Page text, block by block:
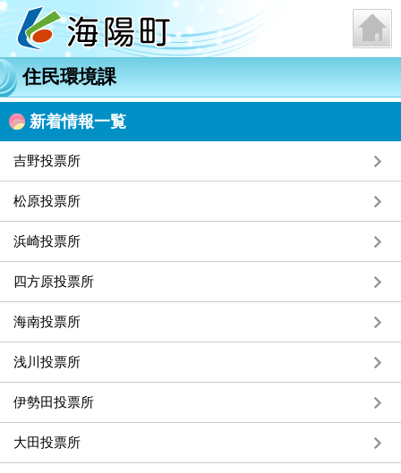
住民環境課
新着情報一覧
吉野投票所
松原投票所
浜崎投票所
四方原投票所
海南投票所
浅川投票所
伊勢田投票所
大田投票所